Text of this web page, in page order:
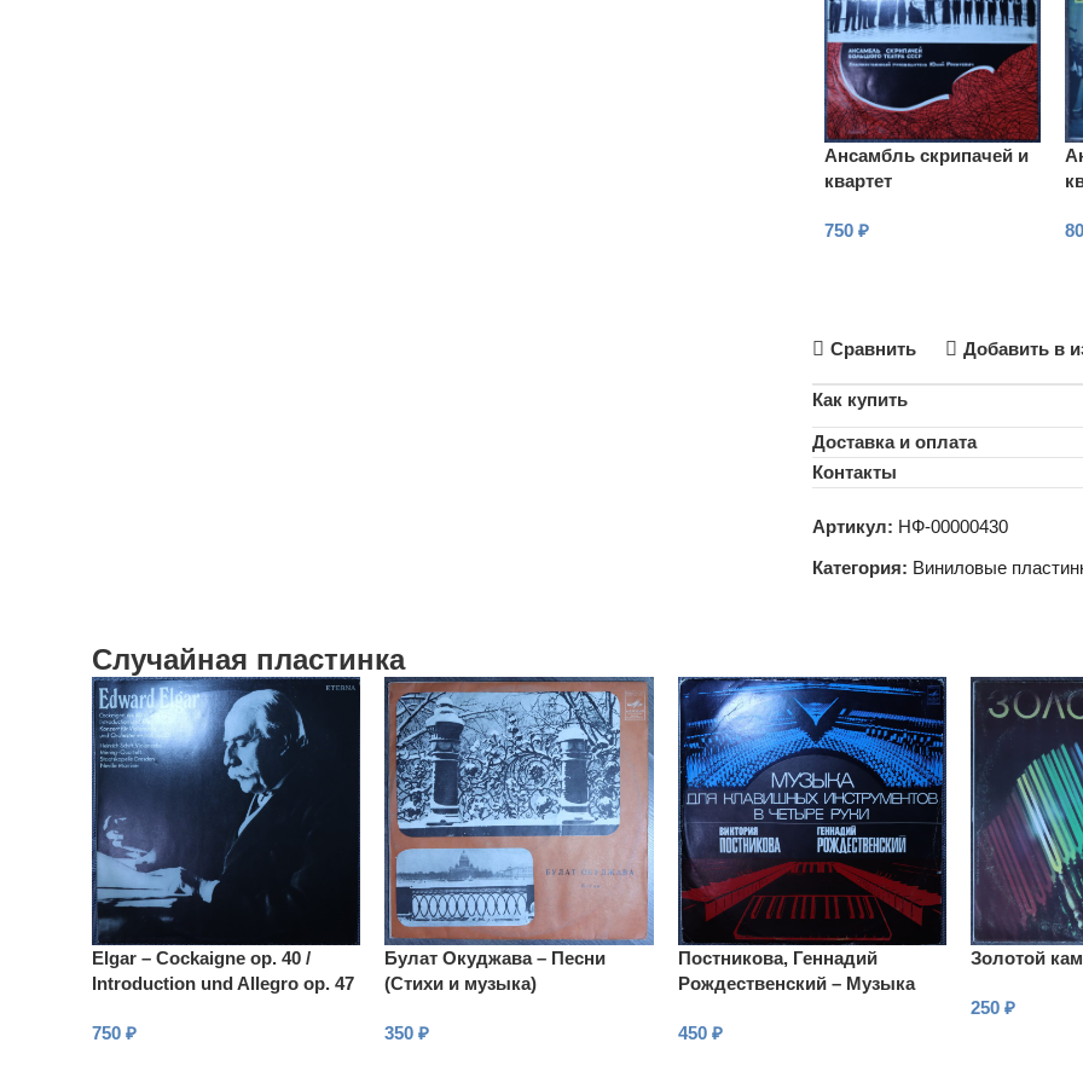
Ансамбль скрипачей и
квартет
Большого театра СССР
750 ₽
Сравнить Добавить в
Как купить
Доставка и оплата
Контакты
Артикул: НФ-00000430
Категория: Виниловые
Случайная пластинка
Elgar – Cockaigne op. 40 /
Introduction und Allegro op. 47
orchester e
750 ₽
Булат Окуджава – Песни
(Стихи и музыка)
350₽
Постникова, Геннадий
Рождественский – Музыка
инструментов в четыре руки
450 ₽
Золотой
250₽